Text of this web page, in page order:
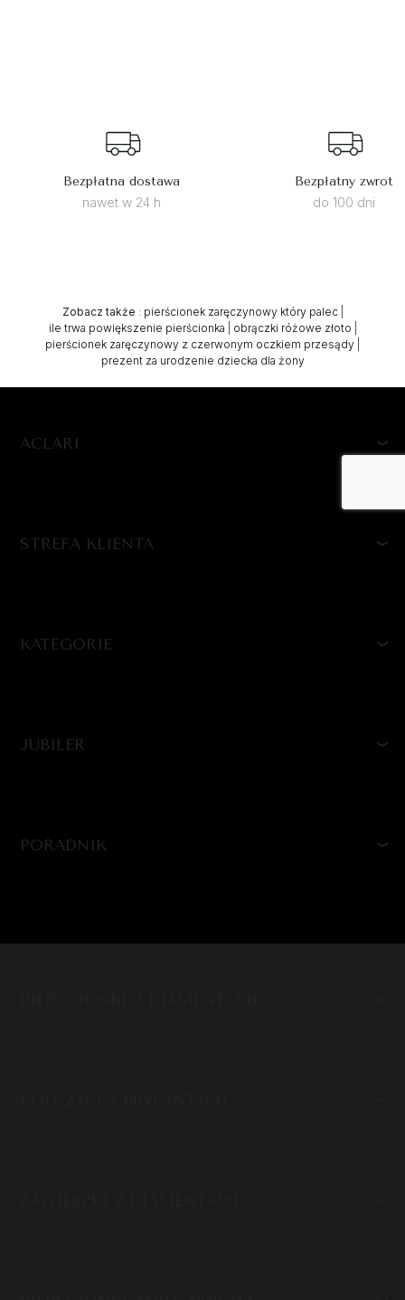
Bezpłatna dostawa
nawet w 24 h
Bezpłatny zwrot
do 100 dni
Zobacz także : pierścionek zaręczynowy który palec|
ile trwa powiększenie pierścionka
obrączki różowe złoto
pierścionek zaręczynowy z czerwonym oczkiem przesądy
prezent za urodzenie dziecka dla żony
ACLARI
STREFA KLIENTA
KATEGORIE
JUBILER
PORADNIK